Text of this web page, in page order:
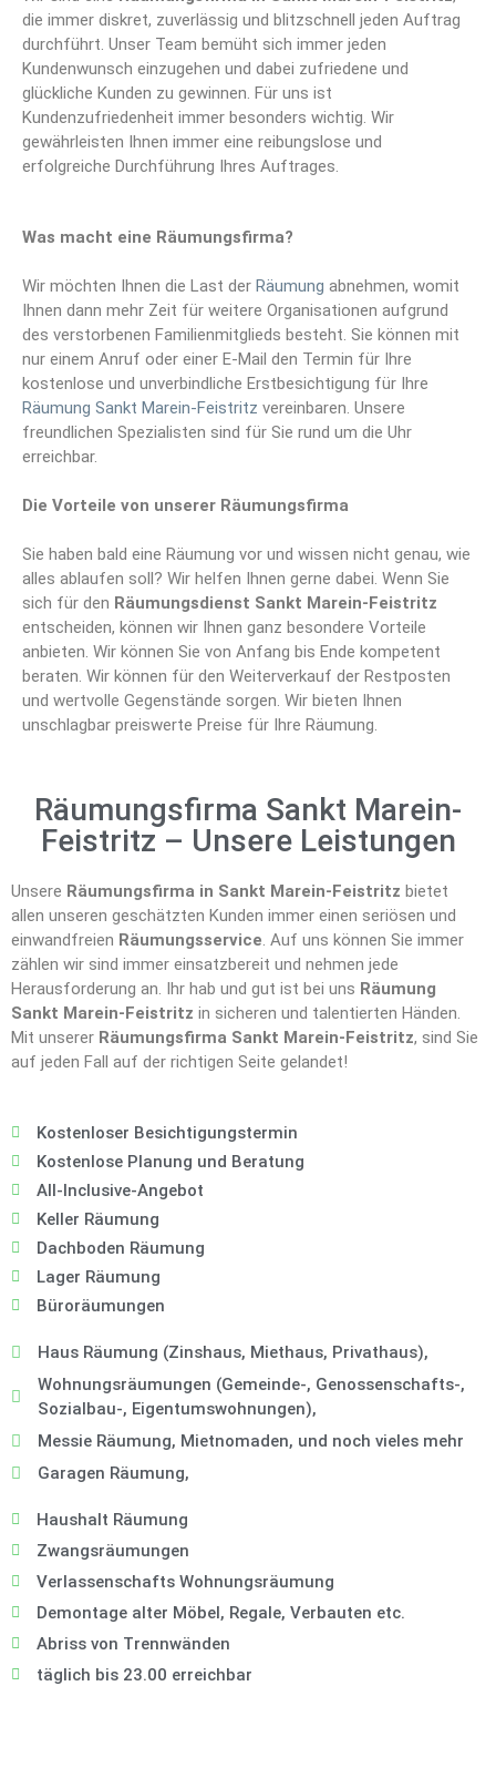
die immer diskret, zuverlässig und blitzschnell jeden Auftrag
durchführt. Unser Team bemüht sich immer jeden
Kundenwunsch einzugehen und dabei zufriedene und
glückliche Kunden zu gewinnen. Für uns ist
Kundenzufriedenheit immer besonders wichtig. Wir
gewährleisten Ihnen immer eine reibungslose und
erfolgreiche Durchführung Ihres Auftrages.
Was macht eine Räumungsfirma?
Wir möchten Ihnen die Last der Räumung abnehmen, womit
Ihnen dann mehr Zeit für weitere Organisationen aufgrund
des verstorbenen Familienmitglieds besteht. Sie können mit
nur einem Anruf oder einer E-Mail den Termin für Ihre
kostenlose und unverbindliche Erstbesichtigung für Ihre
Räumung Sankt Marein-Feistritz vereinbaren. Unsere
freundlichen Spezialisten sind für Sie rund um die Uhr
erreichbar.
Die Vorteile von unserer Räumungsfirma
Sie haben bald eine Räumung vor und wissen nicht genau, wie
alles ablaufen soll? Wir helfen Ihnen gerne dabei. Wenn Sie
sich für den Räumungsdienst Sankt Marein-Feistritz
entscheiden, können wir Ihnen ganz besondere Vorteile
anbieten. Wir können Sie von Anfang bis Ende kompetent
beraten. Wir können für den Weiterverkauf der Restposten
und wertvolle Gegenstände sorgen. Wir bieten Ihnen
unschlagbar preiswerte Preise für Ihre Räumung.
Räumungsfirma Sankt Marein-
Feistritz – Unsere Leistungen
Unsere Räumungsfirma in Sankt Marein-Feistritz bietet
allen unseren geschätzten Kunden immer einen seriösen und
einwandfreien Räumungsservice. Auf uns können Sie immer
zählen wir sind immer einsatzbereit und nehmen jede
Herausforderung an. Ihr hab und gut ist bei uns Räumung
Sankt Marein-Feistritz in sicheren und talentierten Händen.
Mit unserer Räumungsfirma Sankt Marein-Feistritz, sind Sie
auf jeden Fall auf der richtigen Seite gelandet!
Kostenloser Besichtigungstermin
Kostenlose Planung und Beratung
All-Inclusive-Angebot
Keller Räumung
Dachboden Räumung
Lager Räumung
Büroräumungen
Haus Räumung (Zinshaus, Miethaus, Privathaus),
Wohnungsräumungen (Gemeinde-, Genossenschafts-,
Sozialbau-, Eigentumswohnungen),
Messie Räumung, Mietnomaden, und noch vieles mehr
Garagen Räumung,
Haushalt Räumung
Zwangsräumungen
Verlassenschafts Wohnungsräumung
Demontage alter Möbel, Regale, Verbauten etc.
Abriss von Trennwänden
täglich bis 23.00 erreichbar